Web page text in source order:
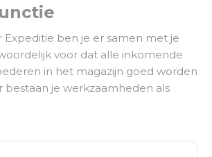
Expeditie ben je er samen met je
voor dat alle inkomende
in het magazijn goed worden
bestaan je werkzaamheden als